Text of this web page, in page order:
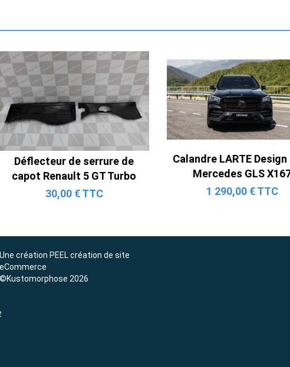
Ligne Cat-Back Active 4 Sorties
avec Tube en H pour Ford Mustang
GT & V6 (2015-2023)
Déflecteur de serrure de
capot Renault 5 GT Turbo
30,00 € TTC
Calandre LARTE
Mercedes GLS
1 290,00 € TTC
Une création PEEL création de site
eCommerce
©Kustomorphose 2026